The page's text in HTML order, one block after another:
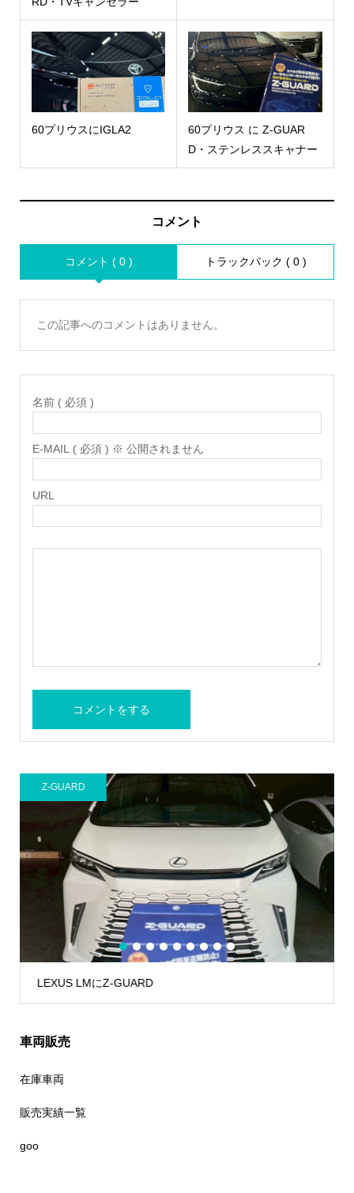
60プリウスにIGLA2
60プリウス に Z-GUAR
D・ステンレススキャナー
コメント
コメント ( 0 ) トラックバック ( 0 )
この記事へのコメントはありません。
名前 ( 必須 )
E-MAIL ( 必須 ) ※ 公開されません
URL
LEXUS LMにZ-GUARD
Z-GUARD
1 2 3 4 5 6 7 8 9
車両販売
在庫車両
販売実績一覧
goo